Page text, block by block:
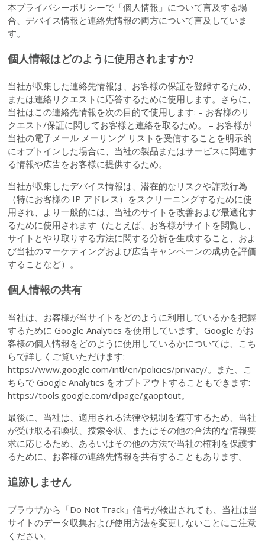
本プライバシーポリシーで「個人情報」について言及する場
合、デバイス情報と連絡先情報の両方について言及していま
す。
個人情報はどのように使用されますか?
当社が収集した連絡先情報は、お客様の保証を登録するため、
または連絡リクエストに応答するために使用します。さらに、
当社はこの連絡先情報を次の目的で使用します: – お客様のリ
クエスト/保証に関してお客様と連絡を取るため。 – お客様が
当社の電子メール メーリング リストを受信することを明示的
にオプトインした場合に、当社の製品またはサービスに関連す
る情報や広告をお客様に提供するため。
当社が収集したデバイス情報は、潜在的なリスクや詐欺行為
（特にお客様の IP アドレス）をスクリーニングするために使
用され、より一般的には、当社のサイトを改善および最適化す
るために使用されます（たとえば、お客様がサイトを閲覧し、
サイトとやり取りする方法に関する分析を生成すること、およ
び当社のマーケティングおよび広告キャンペーンの成功を評価
することなど）。
個人情報の共有
当社は、お客様が当サイトをどのように利用しているかを把握
するために Google Analytics を使用しています。Google がお
客様の個人情報をどのように使用しているかについては、こち
らで詳しくご覧いただけます:
https://www.google.com/intl/en/policies/privacy/。また、こ
ちらで Google Analytics をオプトアウトすることもできます:
https://tools.google.com/dlpage/gaoptout。
最後に、当社は、適用される法律や規制を遵守するため、当社
が受け取る召喚状、捜索令状、またはその他の合法的な情報要
求に応じるため、あるいはその他の方法で当社の権利を保護す
るために、お客様の連絡先情報を共有することもあります。
追跡しません
ブラウザから「Do Not Track」信号が検出されても、当社は当
サイトのデータ収集および使用方法を変更しないことにご注意
ください。